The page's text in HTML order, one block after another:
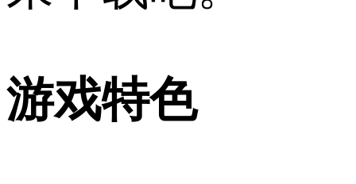
游戏特色